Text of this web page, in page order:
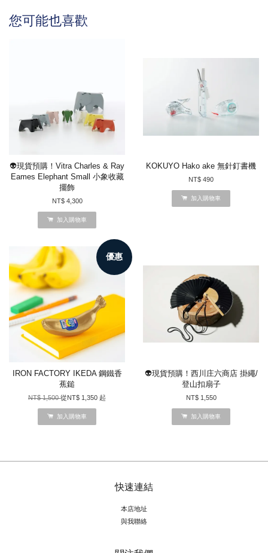
您可能也喜歡
👽現貨預購！Vitra Charles & Ray
Eames Elephant Small 小象收藏
擺飾
NT$ 4,300
加入購物車
KOKUYO Hako ake 無針釘書機
NT$ 490
加入購物車
優惠
IRON FACTORY IKEDA 鋼鐵香
蕉鎚
NT$ 1,500從NT$ 1,350 起
加入購物車
👽現貨預購！西川庄六商店 掛繩/
登山扣扇子
NT$ 1,550
加入購物車
快速連結
本店地址
與我聯絡